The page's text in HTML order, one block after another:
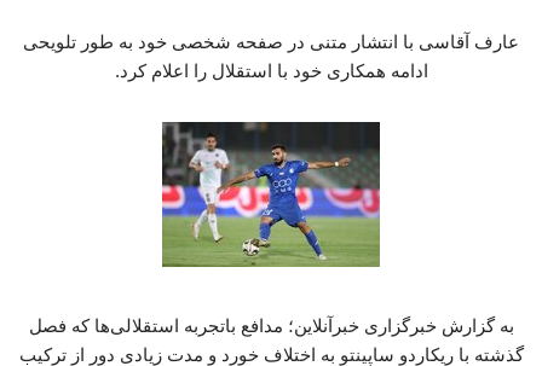
عارف آقاسی با انتشار متنی در صفحه شخصی خود به طور تلویحی
ادامه همکاری خود با استقلال را اعلام کرد.
به گزارش خبرگزاری خبرآنلاین؛ مدافع باتجربه استقلالی‌ها که فصل
گذشته با ریکاردو ساپینتو به اختلاف خورد و مدت زیادی دور از ترکیب